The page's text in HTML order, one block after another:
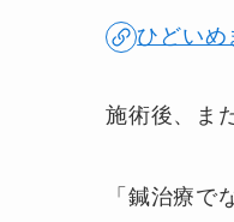
ひどいめ
施術後、ま
「鍼治療